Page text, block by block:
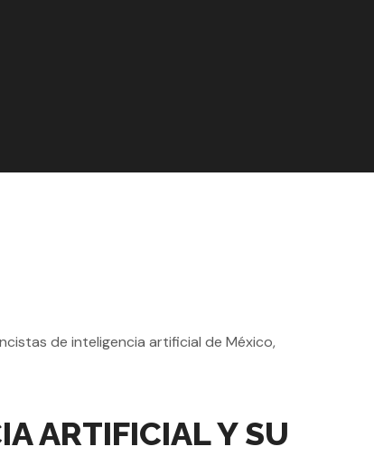
ARTIFICIAL Y SU